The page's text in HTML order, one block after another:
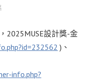
2025MUSE設計獎-金
)、
info.php?